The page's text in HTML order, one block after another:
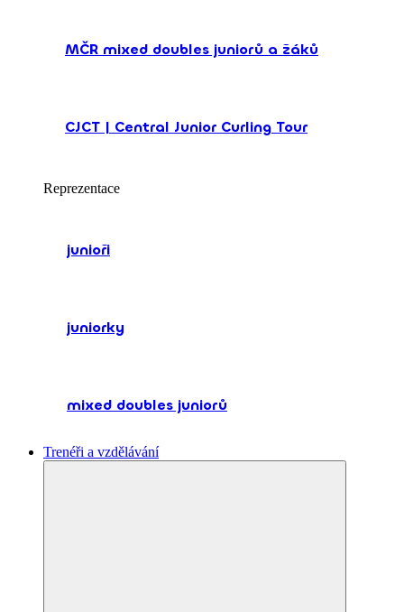
MČR mixed doubles juniorů a žáků
CJCT | Central Junior Curling Tour
Reprezentace
junioři
juniorky
mixed doubles juniorů
Trenéři a vzdělávání